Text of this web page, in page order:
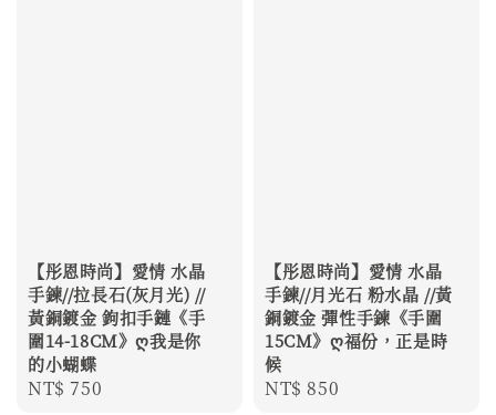
【彤恩時尚】愛情 水晶
手鍊//拉長石(灰月光) //
黃銅鍍金 鉤扣手鏈《手
圍14-18CM》ღ我是你
的小蝴蝶
Regular
NT$ 750
【彤恩時尚】愛情 水晶
手鍊//月光石 粉水晶 //黃
銅鍍金 彈性手鍊《手圍
15CM》ღ福份，正是時
候
Regular
NT$ 850